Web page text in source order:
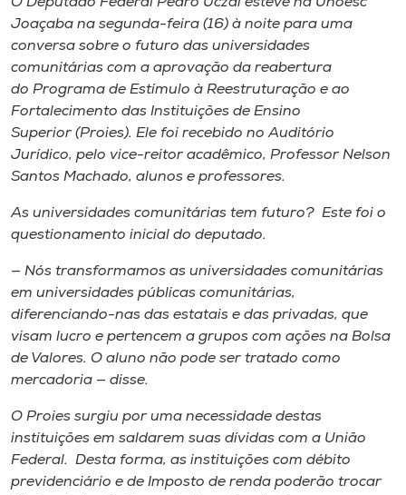
Unoesc
Store
Selecione
o idioma
Joaçaba na segunda-feira (16) à noite para uma
conversa sobre o futuro das universidades
comunitárias com a aprovação da reabertura
do Programa de Estímulo à Reestruturação e ao
Fortalecimento das Instituições de Ensino
Superior (Proies). Ele foi recebido no Auditório
Jurídico, pelo vice-reitor acadêmico, Professor Nelson
Santos Machado, alunos e professores.
As universidades comunitárias tem futuro? Este foi o
questionamento inicial do deputado.
— Nós transformamos as universidades comunitárias
em universidades públicas comunitárias,
diferenciando-nas das estatais e das privadas, que
visam lucro e pertencem a grupos com ações na Bolsa
de Valores. O aluno não pode ser tratado como
mercadoria — disse.
O Proies surgiu por uma necessidade destas
instituições em saldarem suas dívidas com a União
Federal. Desta forma, as instituições com débito
previdenciário e de Imposto de renda poderão trocar